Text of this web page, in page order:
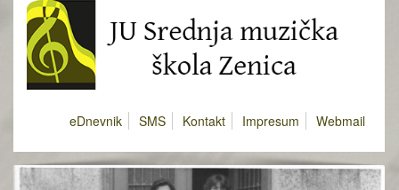
eDnevnik SMS Kontakt Impresum Webmail